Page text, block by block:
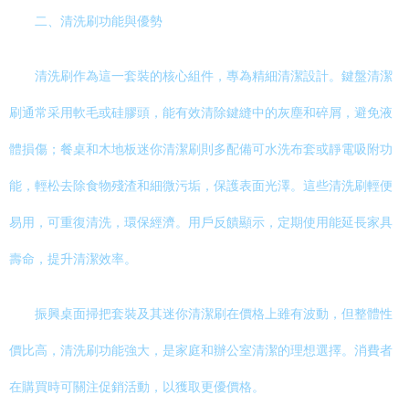
二、清洗刷功能與優勢
清洗刷作為這一套裝的核心組件，專為精細清潔設計。鍵盤清潔
刷通常采用軟毛或硅膠頭，能有效清除鍵縫中的灰塵和碎屑，避免液
體損傷；餐桌和木地板迷你清潔刷則多配備可水洗布套或靜電吸附功
能，輕松去除食物殘渣和細微污垢，保護表面光澤。這些清洗刷輕便
易用，可重復清洗，環保經濟。用戶反饋顯示，定期使用能延長家具
壽命，提升清潔效率。
振興桌面掃把套裝及其迷你清潔刷在價格上雖有波動，但整體性
價比高，清洗刷功能強大，是家庭和辦公室清潔的理想選擇。消費者
在購買時可關注促銷活動，以獲取更優價格。